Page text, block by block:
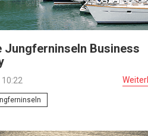
Jungferninseln Business
10:22